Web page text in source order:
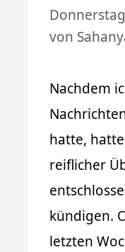
von
Nachdem
hatte,
reiflicher
kündigen.
letzten